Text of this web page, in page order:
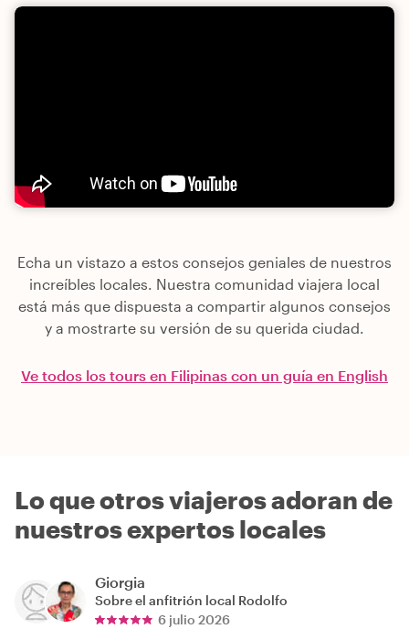
Echa un vistazo a estos consejos geniales de nuestros
increíbles locales. Nuestra comunidad viajera local
está más que dispuesta a compartir algunos consejos
y a mostrarte su versión de su querida ciudad.
Ve todos los tours en Filipinas con un guía en English
Lo que otros viajeros adoran de
nuestros expertos locales
Giorgia
Sobre el anfitrión local Rodolfo
6 julio 2026